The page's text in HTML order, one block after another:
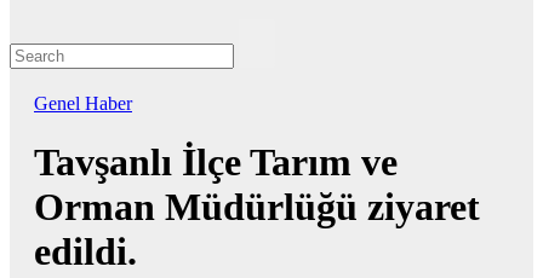
Genel Haber
Tavşanlı İlçe Tarım ve
Orman Müdürlüğü ziyaret
edildi.